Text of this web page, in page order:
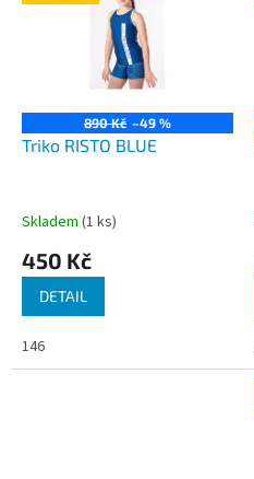
890 Kč –49 %
Triko RISTO BLUE
Skladem (1 ks)
450 Kč
DETAIL
146